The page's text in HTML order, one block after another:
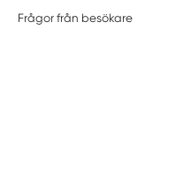
Frågor från besökare